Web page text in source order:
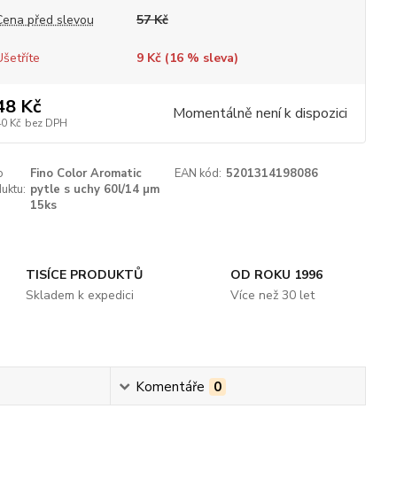
před slevou
57 Kč
9 Kč (16% sleva)
Kč
Kč bez DPH Momentálně není k dispozici
Fino Color Aromatic
pytle s uchy 60l/14 µm
15ks
EAN kód: 5201314198086
TISÍCE PRODUKTŮ
Skladem k expedici
OD ROKU 1996
Více než 30 let
Komentáře 0